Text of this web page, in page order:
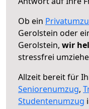
Ob ein
Gerolstein oder
Gerolstein, wir
stressfrei
Allzeit bereit für
Seniorenumzug,
Studentenumzug